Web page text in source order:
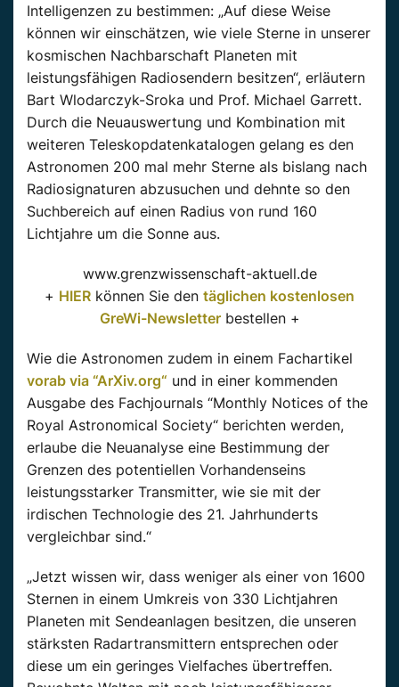
Intelligenzen zu bestimmen: „Auf diese Weise
können wir einschätzen, wie viele Sterne in unserer
kosmischen Nachbarschaft Planeten mit
leistungsfähigen Radiosendern besitzen“, erläutern
Bart Wlodarczyk-Sroka und Prof. Michael Garrett.
Durch die Neuauswertung und Kombination mit
weiteren Teleskopdatenkatalogen gelang es den
Astronomen 200 mal mehr Sterne als bislang nach
Radiosignaturen abzusuchen und dehnte so den
Suchbereich auf einen Radius von rund 160
Lichtjahre um die Sonne aus.
www.grenzwissenschaft-aktuell.de
+ HIER können Sie den täglichen kostenlosen
GreWi-Newsletterbestellen +
Wie die Astronomen zudem in einem Fachartikel
vorab via “ArXiv.org“ und in einer kommenden
Ausgabe des Fachjournals “Monthly Notices of the
Royal Astronomical Society“ berichten werden,
erlaube die Neuanalyse eine Bestimmung der
Grenzen des potentiellen Vorhandenseins
leistungsstarker Transmitter, wie sie mit der
irdischen Technologie des 21. Jahrhunderts
vergleichbar sind.“
„Jetzt wissen wir, dass weniger als einer von 1600
Sternen in einem Umkreis von 330 Lichtjahren
Planeten mit Sendeanlagen besitzen, die unseren
stärksten Radartransmittern entsprechen oder
diese um ein geringes Vielfaches übertreffen.